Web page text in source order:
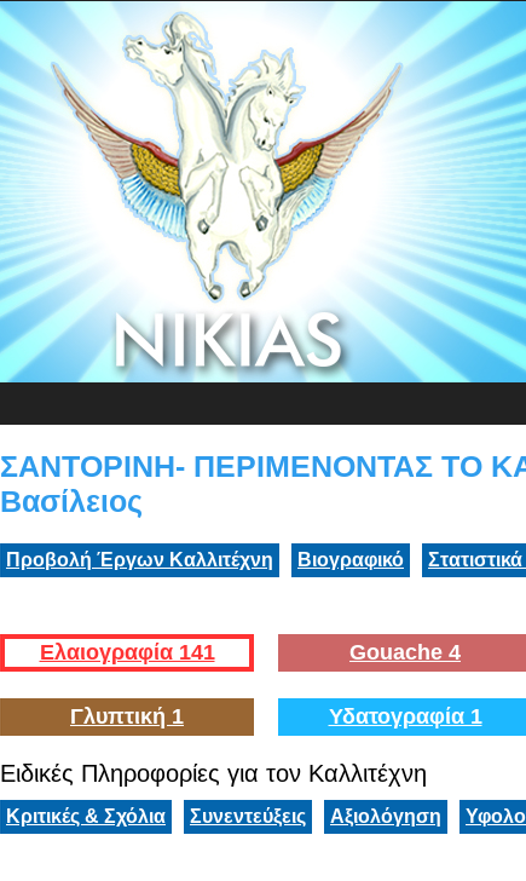
ΣΑΝΤΟΡΙΝΗ- ΠΕΡΙΜΕΝΟΝΤΑΣ ΤΟ
Βασίλειος
Προβολή Έργων Καλλιτέχνη Βιογραφικό
Ελαιογραφία 141 Gouache 4
Γλυπτική 1 Υδατογραφία 1
Ειδικές Πληροφορίες για τον Καλλιτέχνη
Κριτικές & Σχόλια Συνεντεύξεις Αξιολόγηση